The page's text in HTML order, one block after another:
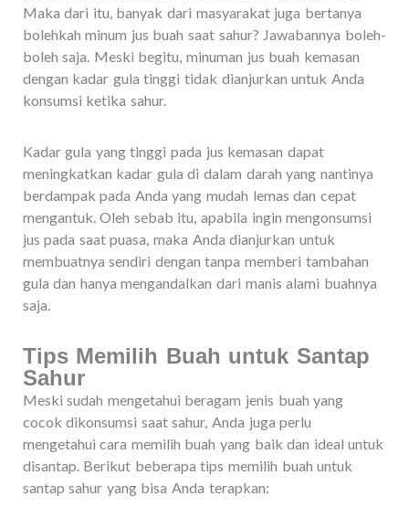
Maka dari itu, banyak dari masyarakat juga bertanya
bolehkah minum jus buah saat sahur? Jawabannya boleh-
boleh saja. Meski begitu, minuman jus buah kemasan
dengan kadar gula tinggi tidak dianjurkan untuk Anda
konsumsi ketika sahur.
Kadar gula yang tinggi pada jus kemasan dapat
meningkatkan kadar gula di dalam darah yang nantinya
berdampak pada Anda yang mudah lemas dan cepat
mengantuk. Oleh sebab itu, apabila ingin mengonsumsi
jus pada saat puasa, maka Anda dianjurkan untuk
membuatnya sendiri dengan tanpa memberi tambahan
gula dan hanya mengandalkan dari manis alami buahnya
saja.
Tips Memilih Buah untuk Santap
Sahur
Meski sudah mengetahui beragam jenis buah yang
cocok dikonsumsi saat sahur, Anda juga perlu
mengetahui cara memilih buah yang baik dan ideal untuk
disantap. Berikut beberapa tips memilih buah untuk
santap sahur yang bisa Anda terapkan: